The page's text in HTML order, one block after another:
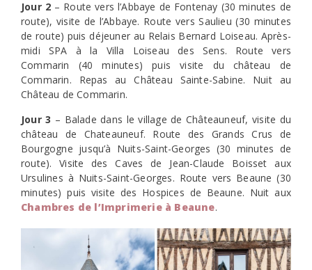
Jour 2 – Route vers l’Abbaye de Fontenay (30 minutes de
route), visite de l’Abbaye. Route vers Saulieu (30 minutes
de route) puis déjeuner au Relais Bernard Loiseau. Après-
midi SPA à la Villa Loiseau des Sens. Route vers
Commarin (40 minutes) puis visite du château de
Commarin. Repas au Château Sainte-Sabine. Nuit au
Château de Commarin.
Jour 3 – Balade dans le village de Châteauneuf, visite du
château de Chateauneuf. Route des Grands Crus de
Bourgogne jusqu’à Nuits-Saint-Georges (30 minutes de
route). Visite des Caves de Jean-Claude Boisset aux
Ursulines à Nuits-Saint-Georges. Route vers Beaune (30
minutes) puis visite des Hospices de Beaune. Nuit aux
Chambres de l’Imprimerie à Beaune.